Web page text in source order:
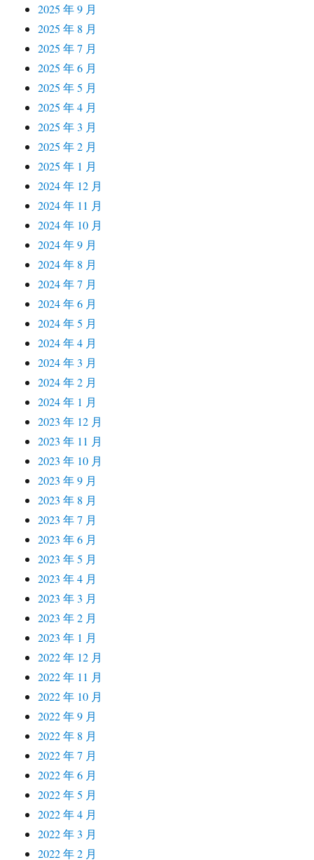
2025 年 9 月
2025 年 8 月
2025 年 7 月
2025 年 6 月
2025 年 5 月
2025 年 4 月
2025 年 3 月
2025 年 2 月
2025 年 1 月
2024 年 12 月
2024 年 11 月
2024 年 10 月
2024 年 9 月
2024 年 8 月
2024 年 7 月
2024 年 6 月
2024 年 5 月
2024 年 4 月
2024 年 3 月
2024 年 2 月
2024 年 1 月
2023 年 12 月
2023 年 11 月
2023 年 10 月
2023 年 9 月
2023 年 8 月
2023 年 7 月
2023 年 6 月
2023 年 5 月
2023 年 4 月
2023 年 3 月
2023 年 2 月
2023 年 1 月
2022 年 12 月
2022 年 11 月
2022 年 10 月
2022 年 9 月
2022 年 8 月
2022 年 7 月
2022 年 6 月
2022 年 5 月
2022 年 4 月
2022 年 3 月
2022 年 2 月